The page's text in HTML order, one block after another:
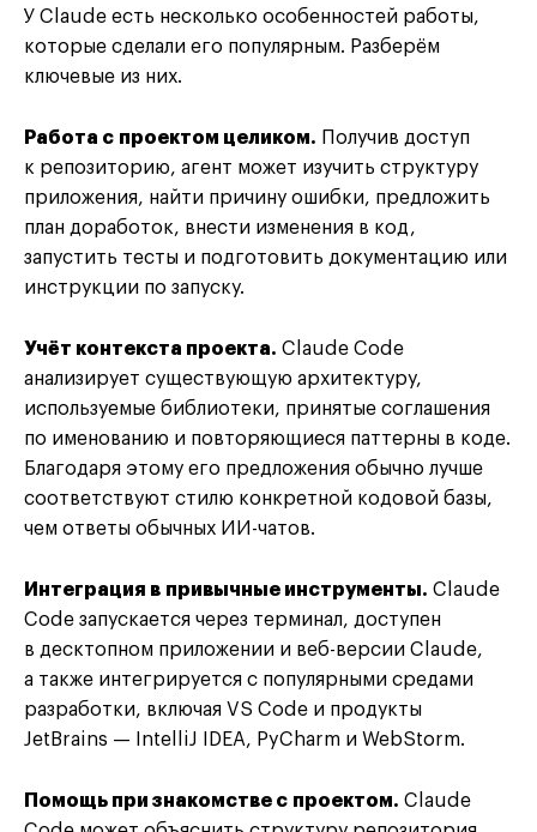
У Claude есть несколько особенностей работы,
которые сделали его популярным. Разберём
ключевые из них.
Работа с проектом целиком. Получив доступ
к репозиторию, агент может изучить структуру
приложения, найти причину ошибки, предложить
план доработок, внести изменения в код,
запустить тесты и подготовить документацию или
инструкции по запуску.
Учёт контекста проекта. Claude Code
анализирует существующую архитектуру,
используемые библиотеки, принятые соглашения
по именованию и повторяющиеся паттерны в коде.
Благодаря этому его предложения обычно лучше
соответствуют стилю конкретной кодовой базы,
чем ответы обычных ИИ-чатов.
Интеграция в привычные инструменты. Claude
Code запускается через терминал, доступен
в десктопном приложении и веб-версии Claude,
а также интегрируется с популярными средами
разработки, включая VS Code и продукты
JetBrains — IntelliJ IDEA, PyCharm и WebStorm.
Помощь при знакомстве с проектом. Claude